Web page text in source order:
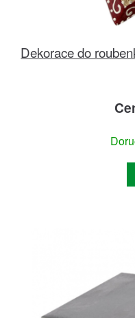
Dekorace do